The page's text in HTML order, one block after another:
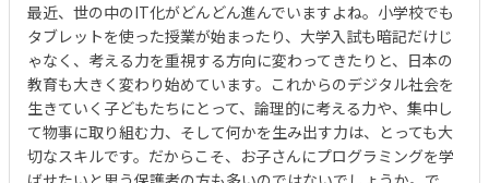
最近、世の中のIT化がどんどん進んでいますよね。小学校でも
タブレットを使った授業が始まったり、大学入試も暗記だけじ
ゃなく、考える力を重視する方向に変わってきたりと、日本の
教育も大きく変わり始めています。これからのデジタル社会を
生きていく子どもたちにとって、論理的に考える力や、集中し
て物事に取り組む力、そして何かを生み出す力は、とっても大
切なスキルです。だからこそ、お子さんにプログラミングを学